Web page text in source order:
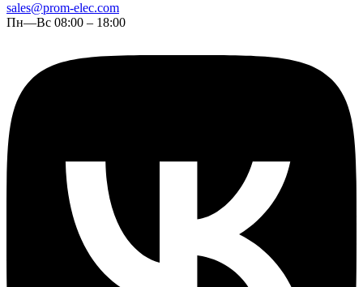
sales@prom-elec.com
Пн—Вс 08:00 – 18:00